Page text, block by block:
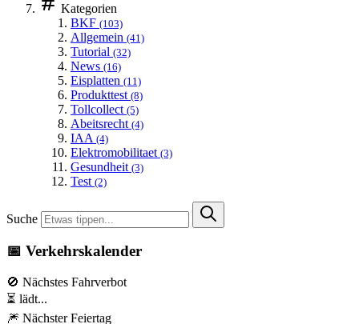
Kategorien
BKF (103)
Allgemein (41)
Tutorial (32)
News (16)
Eisplatten (11)
Produkttest (8)
Tollcollect (5)
Abeitsrecht (4)
IAA (4)
Elektromobilitaet (3)
Gesundheit (3)
Test (2)
Suche
📅 Verkehrskalender
🚫 Nächstes Fahrverbot
⏳ lädt...
🎆 Nächster Feiertag